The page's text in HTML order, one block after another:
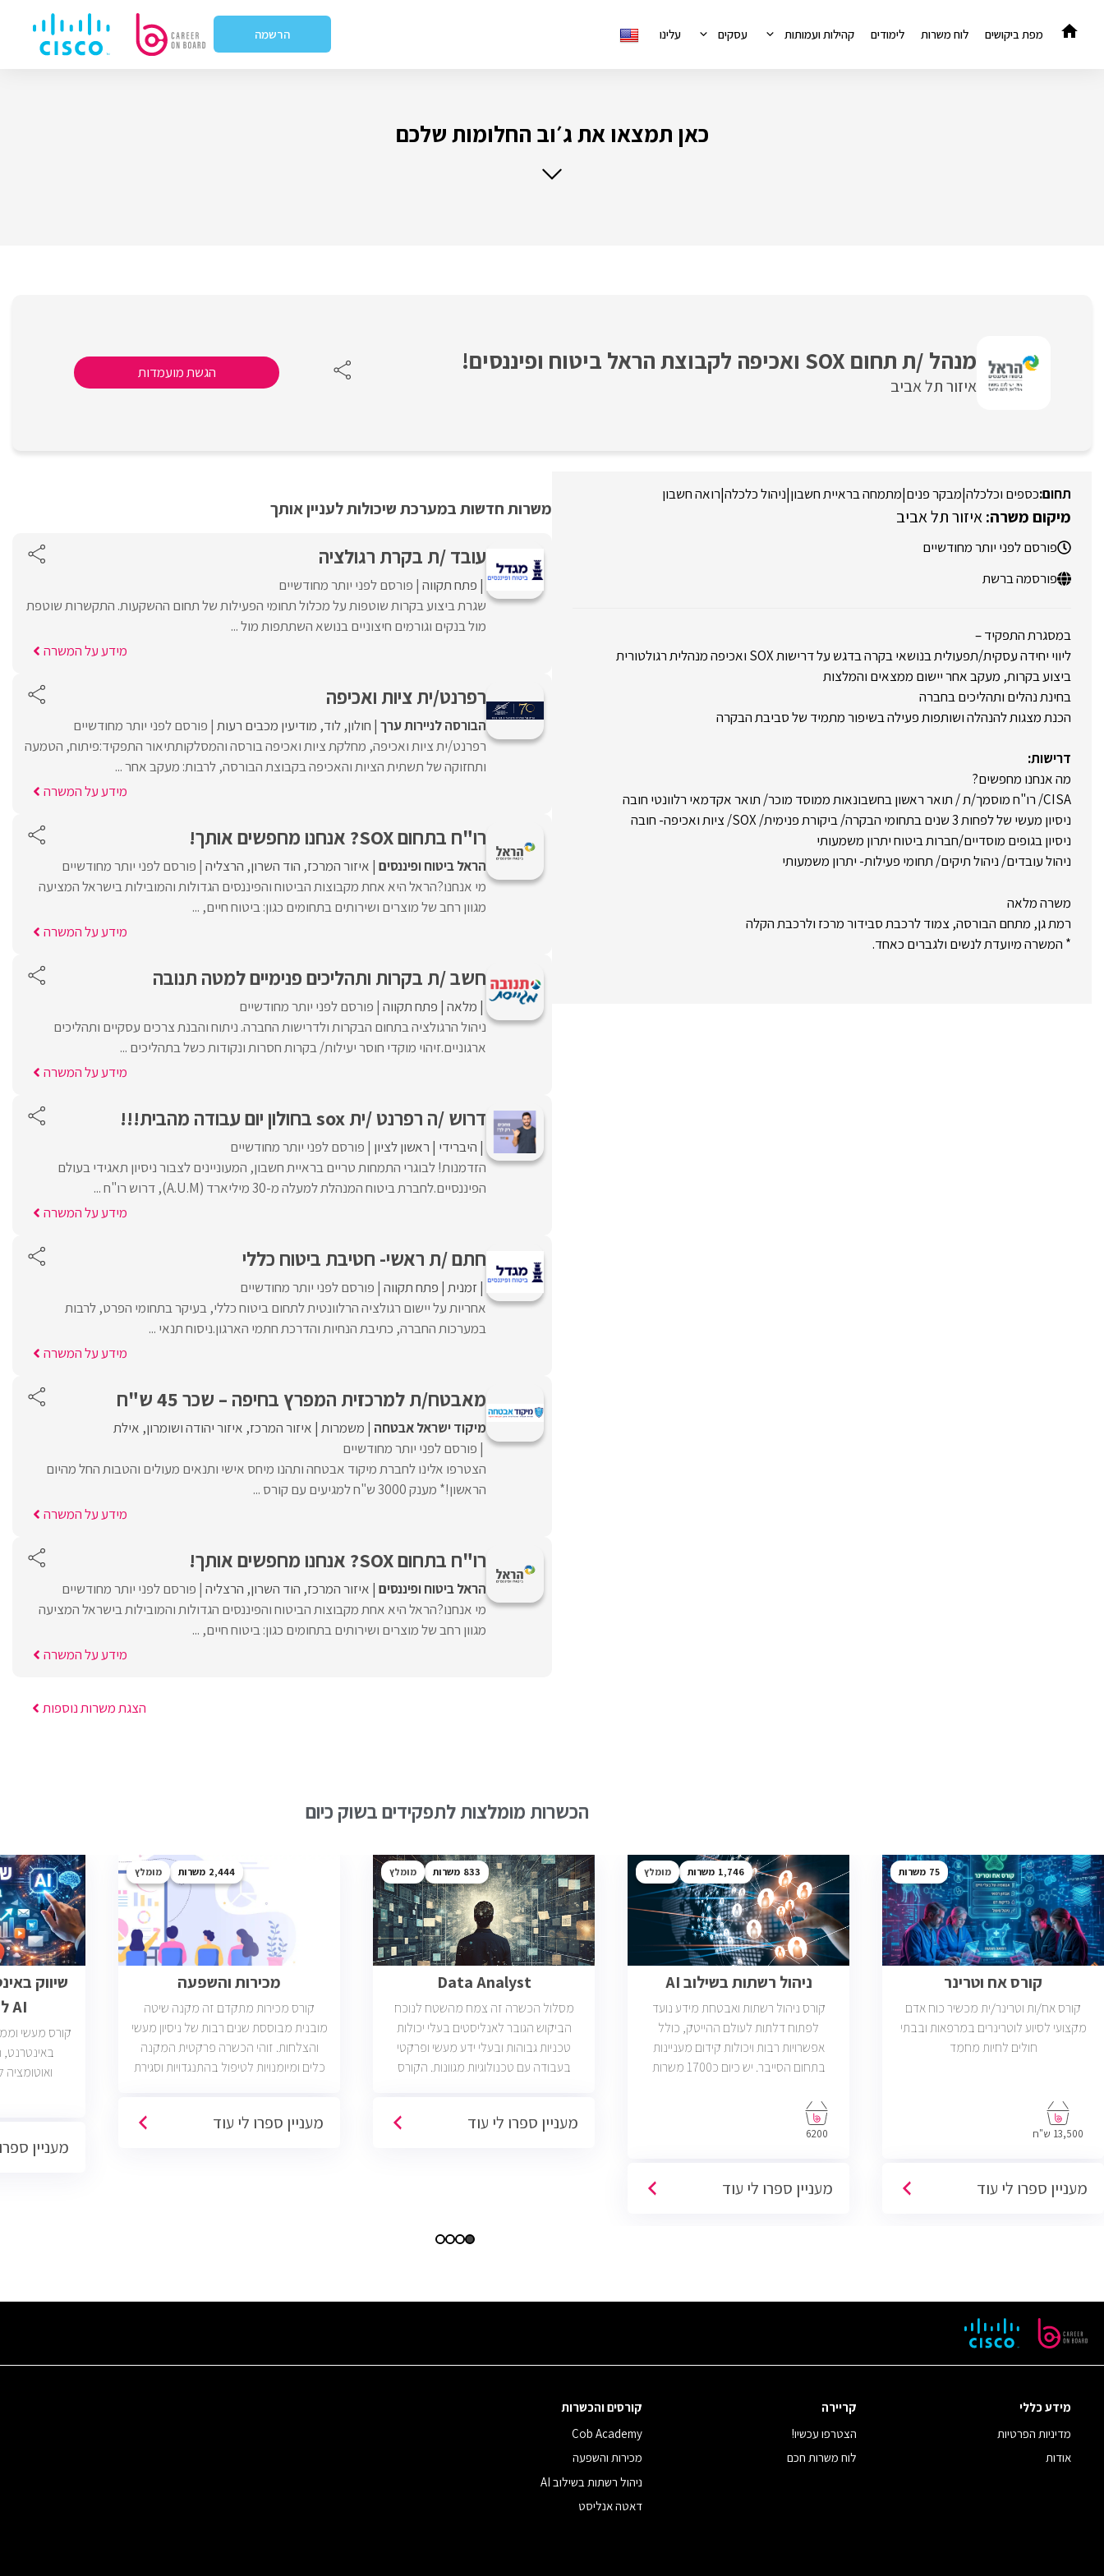
לתוכן
מפת ביקושים לוח משרות לימודים קהילות ועמותות עסקים עלינו הרשמה
כאן תמצאו את ג׳וב החלומות שלכם
מנהל /ת תחום SOX ואכיפה לקבוצת הראל ביטוח ופיננסים!
איזור תל אביב
הגשת מועמדות
כספים וכלכלה|מבקר פנים|מתמחה בראיית חשבון|ניהול כלכלה|רואה חשבון
איזור תל אביב
פורסם לפני יותר מחודשיים
פורסמה ברשת
במסגרת התפקיד –
ליווי יחידה עסקית/תפעולית בנושאי בקרה בדגש על דרישות SOX ואכיפה מנהלית רגולטורית
ביצוע בקרות, מעקב אחר יישום ממצאים והמלצות
בחינת נהלים ותהליכים בחברה
הכנת מצגות להנהלה ושותפות פעילה בשיפור מתמיד של סביבת הבקרה
דרישות:
מה אנחנו מחפשים?
CISA/ רו"ח מוסמך/ת / תואר ראשון בחשבונאות ממוסד מוכר/ תואר אקדמאי רלוונטי חובה
ניסיון מעשי של לפחות 3 שנים בתחומי הבקרה/ ביקורת פנימית/ SOX/ ציות ואכיפה- חובה
ניסיון בגופים מוסדיים/חברות ביטוח יתרון משמעותי
ניהול עובדים/ ניהול תיקים/ תחומי פעילות- יתרון משמעותי
משרה מלאה
רמת גן, מתחם הבורסה, צמוד לרכבת סבידור מרכז ולרכבת הקלה
* המשרה מיועדת לנשים ולגברים כאחד.
משרות חדשות במערכת שיכולות לעניין אותך
עובד /ת בקרת רגולציה
פתח תקווה פורסם לפני יותר מחודשיים
שגרת ביצוע בקרות שוטפות על מכלול תחומי הפעילות של תחום ההשקעות. התקשרות שוטפת
מול בנקים וגורמים חיצוניים בנושא השתתפות מול ...
מידע על המשרה
רפרנט/ית ציות ואכיפה
הבורסה לניירות ערך חולון לוד מודיעין מכבים רעות פורסם לפני יותר מחודשיים
רפרנט/ית ציות ואכיפה, מחלקת ציות ואכיפה בורסה והמסלקותתיאור התפקיד:פיתוח, הטמעה
ותחזוקה של תשתית הציות והאכיפה בקבוצת הבורסה, לרבות: מעקב אחר ...
מידע על המשרה
רו"ח בתחום SOX? אנחנו מחפשים אותך!
הראל ביטוח ופיננסים איזור המרכז הוד השרון הרצליה פורסם לפני יותר מחודשיים
מי אנחנו?הראל היא אחת מקבוצות הביטוח והפיננסים הגדולות והמובילות בישראל המציעה
מגוון רחב של מוצרים ושירותים בתחומים כגון: ביטוח חיים, ...
מידע על המשרה
חשב /ת בקרות ותהליכים פנימיים למטה תנובה
מלאה פתח תקווה פורסם לפני יותר מחודשיים
ניהול הרגולציה בתחום הבקרות ולדרישות החברה. ניתוח והבנת צרכים עסקיים ותהליכים
ארגוניים.זיהוי מוקדי חוסר יעילות/ בקרות חסרות ונקודות כשל בתהליכים ...
מידע על המשרה
דרוש /ה רפרנט /ית sox בחולון יום עבודה מהבית!!!
היברידי ראשון לציון פורסם לפני יותר מחודשיים
הזדמנות! לבוגרי התמחות טריים בראיית חשבון, המעוניינים לצבור ניסיון תאגידי בעולם
הפיננסיים.לחברת ביטוח המנהלת למעלה מ-30 מיליארד (A.U.M), דרוש רו"ח ...
מידע על המשרה
חתם /ת ראשי- חטיבת ביטוח כללי
זמנית פתח תקווה פורסם לפני יותר מחודשיים
אחריות על יישום רגולציה הרלוונטית לתחום ביטוח כללי, בעיקר בתחומי הפרט, לרבות
במערכות החברה, כתיבת הנחיות והדרכת חתמי הארגון.ניסוח תנאי ...
מידע על המשרה
מאבטח/ת למרכזית המפרץ בחיפה – שכר 45 ש"ח
מיקוד ישראל אבטחה משמרות איזור המרכז איזור יהודה ושומרון אילת
פורסם לפני יותר מחודשיים
הצטרפו אלינו לחברת מיקוד אבטחה ותהנו מיחס אישי ותנאים מעולים והטבות החל מהיום
הראשון!* מענק 3000 ש"ח למגיעים עם קורס ...
מידע על המשרה
רו"ח בתחום SOX? אנחנו מחפשים אותך!
הראל ביטוח ופיננסים איזור המרכז הוד השרון הרצליה פורסם לפני יותר מחודשיים
מי אנחנו?הראל היא אחת מקבוצות הביטוח והפיננסים הגדולות והמובילות בישראל המציעה
מגוון רחב של מוצרים ושירותים בתחומים כגון: ביטוח חיים, ...
מידע על המשרה
הצגת משרות נוספות
הכשרות מומלצות לתפקידים בשוק כיום
75
קורס אח וטרינר
קורס אח/ות וטרינר/ית מכשיר כוח אדם
מקצועי לסיוע לוטרינרים במרפאות ובבתי
חולים לחיות מחמד
13,500 ש"ח
מעניין ספרו לי עוד
1,746 מומלץ
ניהול רשתות בשילוב AI
קורס ניהול רשתות ואבטחת מידע נועד
לפתוח דלתות לעולם ההייטק, כולל
אפשרויות רבות ויכולות קידום מעניינות
בתחום הסייבר. יש כיום כ1700 משרות
בניהול רשתות והסמכת CCNA.
6200
מעניין ספרו לי עוד
833 מומלץ
Data Analyst
מסלול הכשרה זה צמח מהשטח לנוכח
הביקוש הגובר לאנליסטים בעלי יכולות
טכניות גבוהות ובעלי ידע מעשי ופרקטי
בעבודה עם טכנולוגיות מגוונות. הקורס
פתוחות בשוק והתפקיד מתאים לעבודה
מעניין ספרו לי עוד
2,444 מומלץ
מכירות והשפעה
קורס מכירות מתקדם זה מקנה שיטה
מובנית מבוססת שנים רבות של ניסיון מעשי
והצלחות. זוהי הכשרה פרקטית המקנה
כלים ומיומנויות לטיפול בהתנגדויות וסגירת
הסוגים והגדלים (מכירות טלפוניות,
מעניין ספרו לי עוד
שיווק
AI לבעלי עסקים
קורס מעשי
ואוטומציה
מעניין
מידע כללי
מדיניות הפרטיות
אודות
קריירה
הצטרפו עכשיו!
לוח משרות חכם
קורסים והכשרות
Cob Academy
מכירות והשפעה
ניהול רשתות בשילוב AI
דאטה אנליסט